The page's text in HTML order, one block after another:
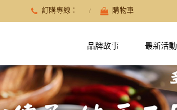
訂購專線： 購物車
品牌故事 最新活動